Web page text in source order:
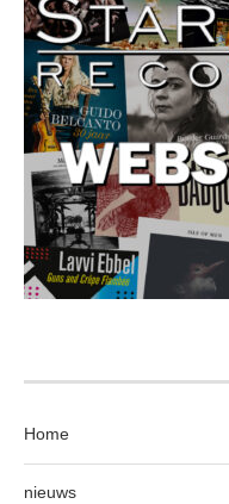
Home
nieuws